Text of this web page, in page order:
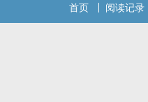
首页 阅读记录